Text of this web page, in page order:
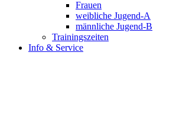
Frauen
weibliche Jugend-A
männliche Jugend-B
Trainingszeiten
Info & Service